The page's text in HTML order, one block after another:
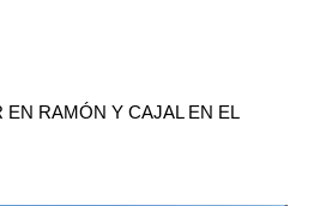
EN RAMÓN Y CAJAL EN EL